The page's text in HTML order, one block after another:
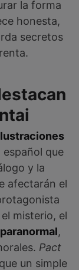
la forma
honesta,
secretos
que
y la
afectarán el
misterio, el
,
Pact
un simple